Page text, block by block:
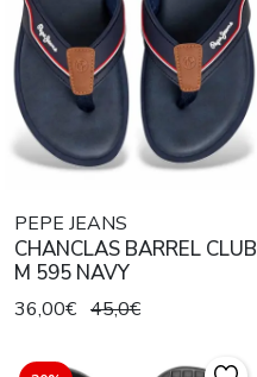
PEPE JEANS
CHANCLAS BARREL CLUB
M 595 NAVY
36,00€ 45,0€